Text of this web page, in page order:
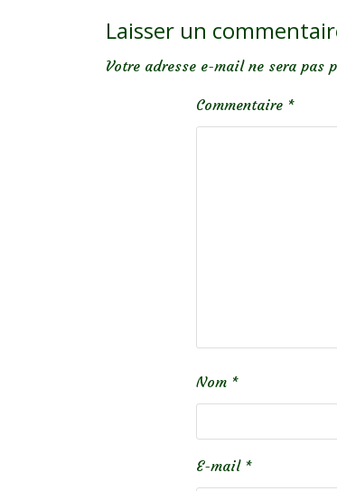
Laisser un
Votre adresse e-mail ne sera pas
Commentaire *
Nom *
E-mail *